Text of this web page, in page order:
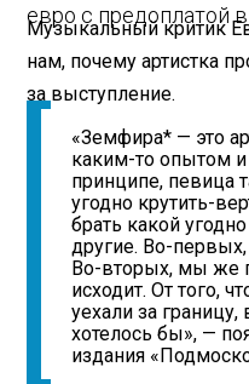
евро с предоплатой
Музыкальный критик
нам, почему артистка
за выступление.
«Земфира* — это
каким-то опытом
принципе, певица
угодно крутить-
брать какой
другие. Во-первых,
Во-вторых, мы же
исходит. От того,
уехали за границу,
хотелось бы», —
издания